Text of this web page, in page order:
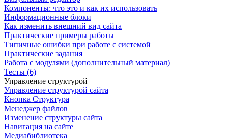
Компоненты: что это и как их использовать
Информационные блоки
Как изменить внешний вид сайта
Практические примеры работы
Типичные ошибки при работе с системой
Практические задания
Работа с модулями (дополнительный материал)
Тесты (6)
Управление структурой
Управление структурой сайта
Кнопка Структура
Менеджер файлов
Изменение структуры сайта
Навигация на сайте
Медиабиблиотека